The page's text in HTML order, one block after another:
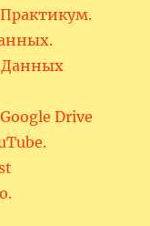
Данных
Drive